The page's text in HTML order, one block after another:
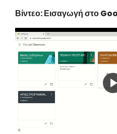
Βίντεο: Εισαγωγή στο